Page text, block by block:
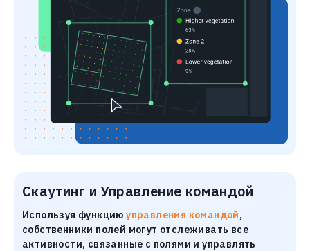
Скаутинг и Управление командой
Используя функциюуправления командой,
собственники полей могут отслеживать все
активности, связанные с полями и управлять